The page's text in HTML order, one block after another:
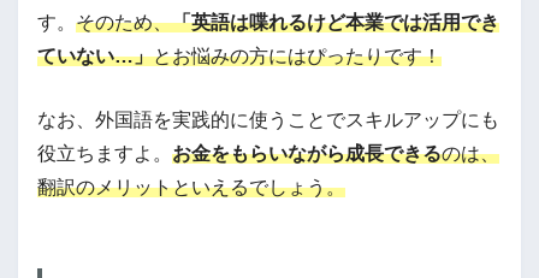
す。 そのため、「英語は喋れるけど本業では活用でき
ていない…」とお悩みの方にはぴったりです！
なお、外国語を実践的に使うことでスキルアップにも
役立ちますよ。 お金をもらいながら成長できるのは、
翻訳のメリットといえるでしょう。